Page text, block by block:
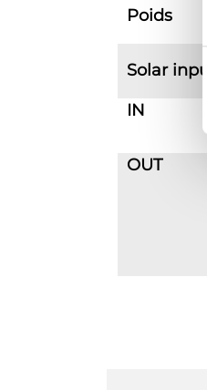
Poids
Solar input
IN
OUT